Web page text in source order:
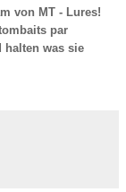
von MT - Lures!
par
halten was sie